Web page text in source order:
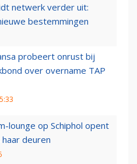
netwerk verder uit:
bestemmingen
probeert onrust bij
over overname TAP
lounge op Schiphol opent
deuren